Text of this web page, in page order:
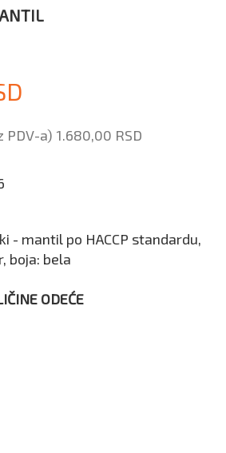
PDV-a) 1.680,00 RSD
- mantil po HACCP standardu,
boja: bela
ODEĆE